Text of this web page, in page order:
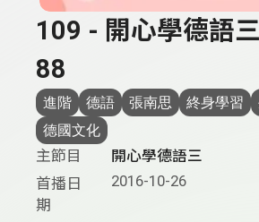
109 - 開心學德語
88
進階 德語 張南思 終身學習
德國文化
主節目
開心學德語三
首播日
期
2016-10-26